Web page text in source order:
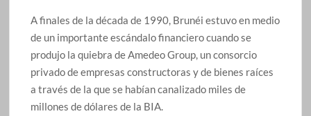
A finales de la década de 1990, Brunéi estuvo en medio
de un importante escándalo financiero cuando se
produjo la quiebra de Amedeo Group, un consorcio
privado de empresas constructoras y de bienes raíces
a través de la que se habían canalizado miles de
millones de dólares de la BIA.